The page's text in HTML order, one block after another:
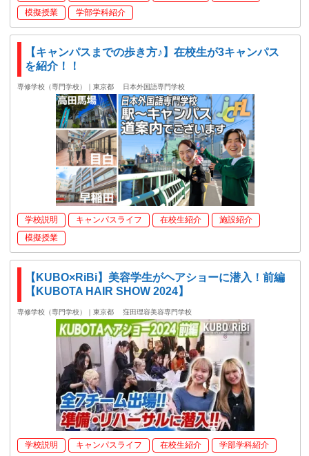
模擬授業
学部学科紹介
【キャンパスまでの歩き方♪】在校生が3キャンパス
を紹介！！
専修学校（専門学校）｜東京都 日本外国語専門学校
学校説明 キャンパスライフ 在校生紹介
施設紹介
模擬授業
【KUBO×RiBi】美容学生がヘアショーに潜入！前編
【KUBOTA HAIR SHOW 2024】
専修学校（専門学校）｜東京都 窪田理容美容専門学校
学校説明 キャンパスライフ 在校生紹介 学部学科紹介